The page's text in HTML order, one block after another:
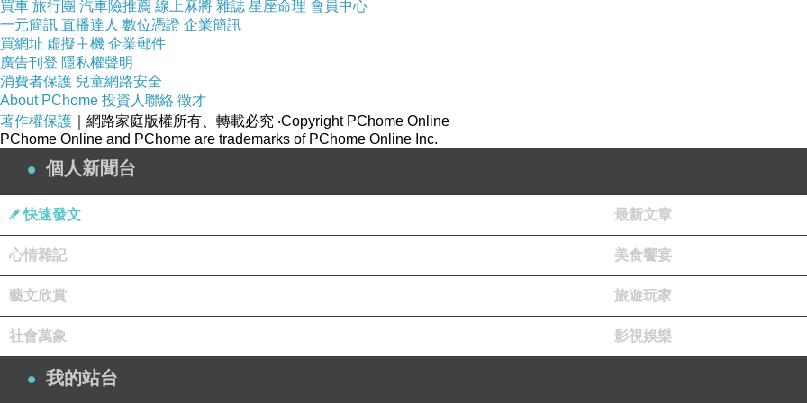
整齊直溜，平整的土面遠望過去十分好看。大人先畫好行距之小條溝，小孩則跟在後頭將種子植入穴中
以免鳥雀偷襲。三、四分地面積，五個大人與四個小助工，整整耗去整天時間才全部播完。
下完種籽之後，每天早晚噴撒薄水，約模四
種到收穫，約需75-90天時間。栽培土質不需祧選，但是土壤肥沃之成長狀況會較佳。玉蜀黍
白、紅、紫、斑點及條紋等等色澤。玉米品種，依用途可分食用玉米及飼料玉米兩大類。
食用的玉米包括甜玉米與超甜玉米、糯米、黑珍珠（紫玉米）。以及在來種等等類別。通常甜玉米
有未成熟或篩除之幼嫩玉米，我們稱它為「玉米筍」。而這種玉米筍，可以製成罐頭或者炒食或煮食、
時期經常出現在宴席上。雖然大家都說它的滋味不錯，可是我對它並無好感。
我喜歡吃水煮或是燒烤的玉米棒，尤其是糯米種之玉米更是我的最愛。據說玉米中含有大量的營養
質等營養物質。而這些物質對於心臟病
或者癌症等疾病有著很大的助益。醫生說：「
增強人的腦力和記憶力。」就因衝著這個說法，許多人開始喜歡吃玉米啦。
買車 旅行團 汽車險推薦 線上麻將 雜誌 星座命理 會員中心
一元簡訊 直播達人 數位憑證 企業簡訊
買網址 虛擬主機 企業郵件
廣告刊登 隱私權聲明
消費者保護 兒童網路安全
About PChome 投資人聯絡 徵才
著作權保護 ｜網路家庭版權所有、轉載必究 ‧Copyright PChome Online
PChome Online and PChome are trademarks of PChome Online Inc.
個人新聞台
快速發文 最新文章
心情雜記 美食饗宴
藝文欣賞 旅遊玩家
社會萬象 影視娛樂
我的站台